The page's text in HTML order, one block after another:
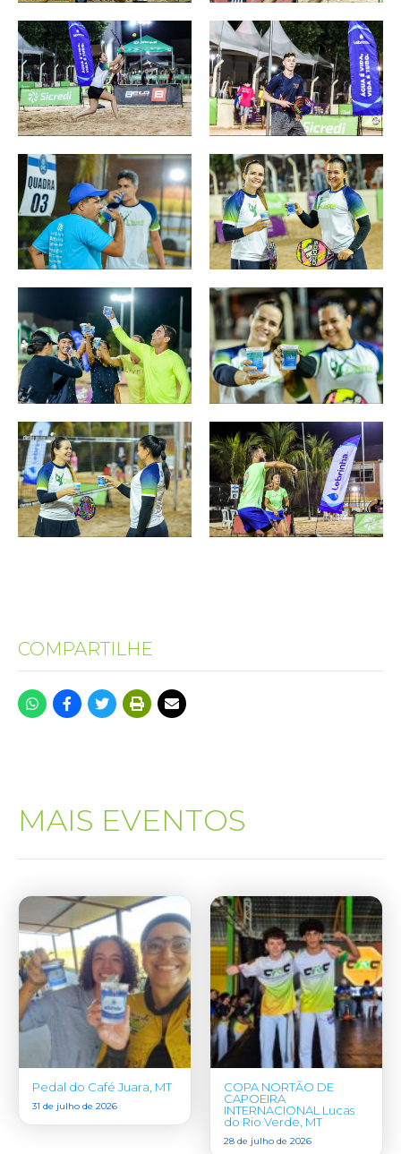
COMPARTILHE
MAIS EVENTOS
Pedal do Café Juara, MT
31 de julho de 2026
COPA NORTÃO DE
CAPOEIRA
INTERNACIONAL Lucas
do Rio Verde, MT
28 de julho de 2026